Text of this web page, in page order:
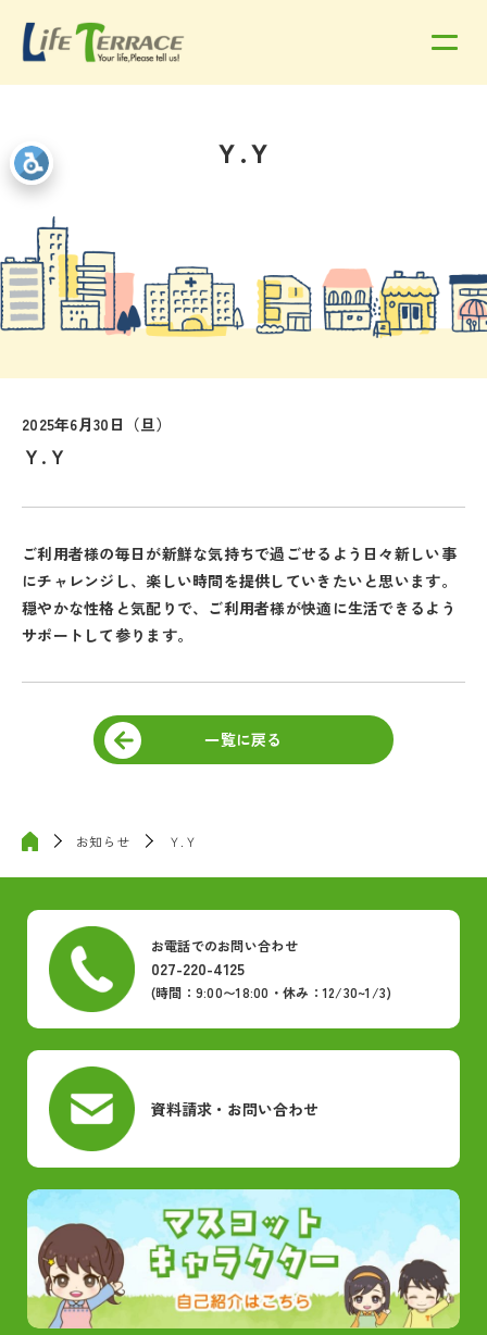
Ｙ.Ｙ
2025年6月30日（旦）
Ｙ.Ｙ
ご利用者様の毎日が新鮮な気持ちで過ごせるよう日々新しい事
にチャレンジし、楽しい時間を提供していきたいと思います。
穏やかな性格と気配りで、ご利用者様が快適に生活できるよう
サポートして参ります。
一覧に戻る
お知らせ Ｙ.Ｙ
お電話でのお問い合わせ
027-220-4125
(時間：9:00〜18:00・休み：12/30~1/3)
資料請求・お問い合わせ